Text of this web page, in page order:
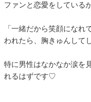
ファンと恋愛をしている
「一緒だから笑顔にな
われたら、胸きゅんして
特に男性はなかなか涙を
れるはずです♡